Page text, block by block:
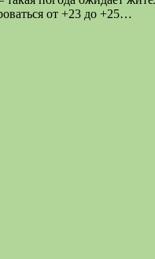
от +23 до +25…